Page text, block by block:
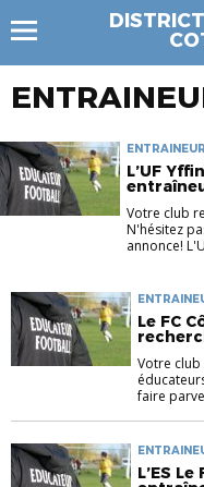
L’UF
Votre club
N'hésitez
annonce!
Le FC
Votre
faire
L’ES